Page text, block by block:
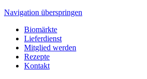
Navigation überspringen
Biomärkte
Lieferdienst
Mitglied werden
Rezepte
Kontakt